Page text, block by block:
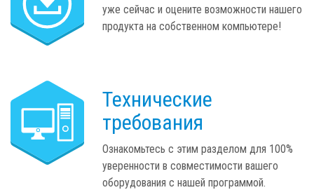
уже сейчас и оцените возможности нашего
продукта на собственном компьютере!
Технические
требования
Ознакомьтесь с этим разделом для 100%
уверенности в совместимости вашего
оборудования с нашей программой.